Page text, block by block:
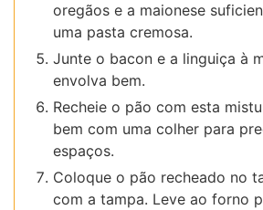
oregãos e a maionese
uma pasta cremosa.
Junte o bacon e a linguiça à
envolva bem.
Recheie o pão com esta
bem com uma colher para
espaços.
Coloque o pão recheado no
com a tampa. Leve ao forno